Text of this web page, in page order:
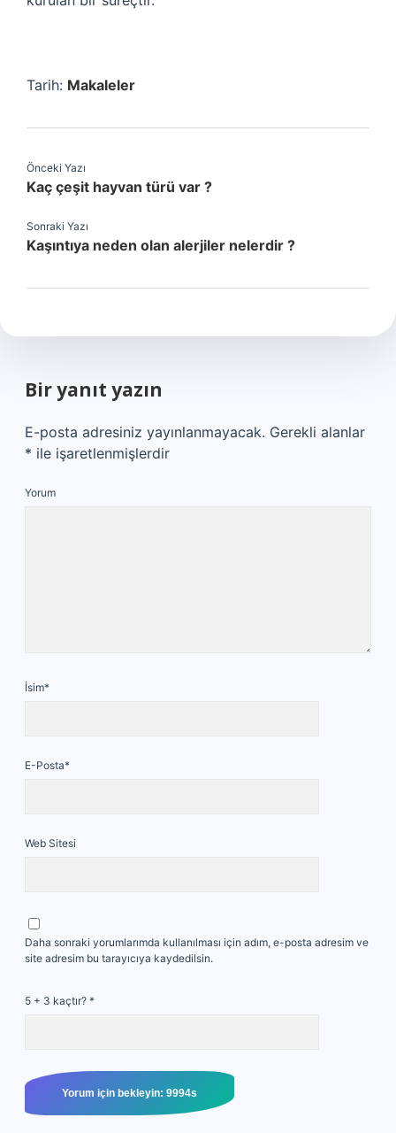
Tarih: Makaleler
Önceki Yazı
Kaç çeşit hayvan türü var ?
Sonraki Yazı
Kaşıntıya neden olan alerjiler nelerdir ?
Bir yanıt yazın
E-posta adresiniz yayınlanmayacak. Gerekli alanlar
* ile işaretlenmişlerdir
Yorum
İsim*
E-Posta*
Web Sitesi
Daha sonraki yorumlarımda kullanılması için adım, e-posta adresim ve
site adresim bu tarayıcıya kaydedilsin.
5 + 3 kaçtır? *